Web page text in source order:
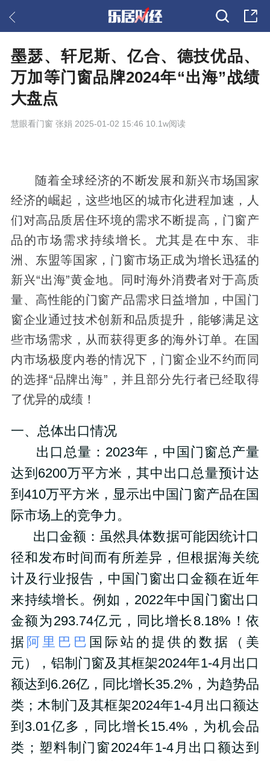
墨瑟、轩尼斯、亿合、德技优品、
万加等门窗品牌2024年“出海”战绩
大盘点
慧眼看门窗 张娟 2025-01-02 15:46 10.1w阅读
随着全球经济的不断发展和新兴市场国家
经济的崛起，这些地区的城市化进程加速，人
们对高品质居住环境的需求不断提高，门窗产
品的市场需求持续增长。尤其是在中东、非
洲、东盟等国家，门窗市场正成为增长迅猛的
新兴“出海”黄金地。同时海外消费者对于高质
量、高性能的门窗产品需求日益增加，中国门
窗企业通过技术创新和品质提升，能够满足这
些市场需求，从而获得更多的海外订单。在国
内市场极度内卷的情况下，门窗企业不约而同
的选择“品牌出海”，并且部分先行者已经取得
了优异的成绩！
一、总体出口情况
出口总量： 2023年，中国门窗总产量
达到6200万平方米，其中出口总量预计达
到410万平方米，显示出中国门窗产品在国
际市场上的竞争力。
出口金额：虽然具体数据可能因统计口
径和发布时间而有所差异，但根据海关统
计及行业报告，中国门窗出口金额在近年
来持续增长。例如，2022年中国门窗出口
金额为293.74亿元，同比增长8.18%！依
据 阿里巴巴 国际站的提供的数据（美
元），铝制门窗及其框架2024年1-4月 出口
额达到6.26亿，同比增长35.2%，为趋势品
类；木制门及其框架2024年1-4月出口额达
到3.01亿多，同比增长15.4%，为机会品
类；塑料制门窗2024年1-4月出口额达到